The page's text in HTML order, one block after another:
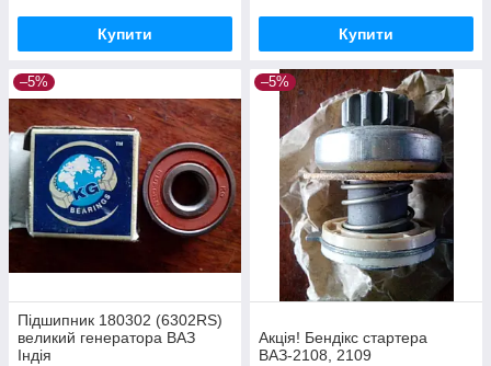
Купити Купити
–5%
Підшипник 180302 (6302RS)
великий генератора ВАЗ
Індія
–5%
Акція! Бендікс стартера
ВАЗ-2108, 2109